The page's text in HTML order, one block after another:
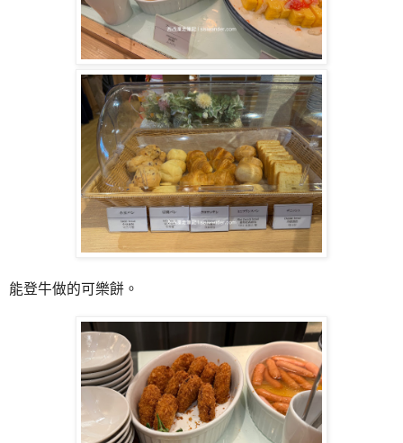
能登牛做的可樂餅。